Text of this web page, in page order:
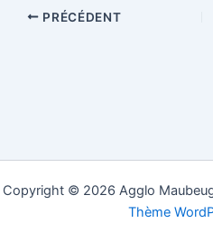
PRÉCÉDENT
Copyright © 2026 Agglo
Thème